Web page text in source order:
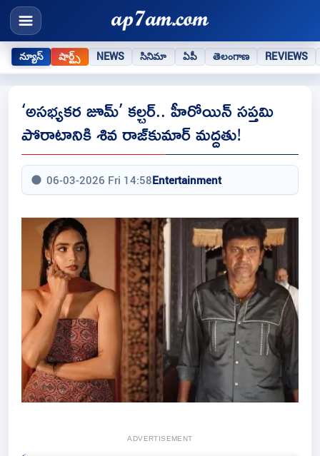
న్యూస్ షార్ట్స్ NEWS సినిమా ఏపీ తెలంగాణ REVIEWS
‘అసభ్యకర జూమ్’ కల్చర్.. హీరోయిన్ సప్తమి
పోరాటానికి శివ రాజ్‌కుమార్ మద్దతు!
06-03-2026 Fri 14:58Entertainment
ADVERTISEMENT